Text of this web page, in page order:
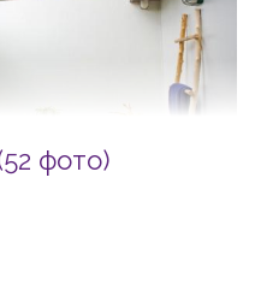
фото)